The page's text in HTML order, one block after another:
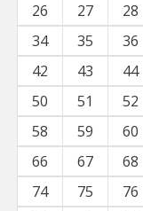
26
27 28
34
35 36
42
43 44
50
51 52
58
59 60
66
67 68
74
75 76